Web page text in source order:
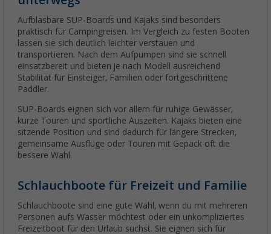
Aufblasbare SUP-Boards und Kajaks sind besonders
praktisch für Campingreisen. Im Vergleich zu festen Booten
lassen sie sich deutlich leichter verstauen und
transportieren. Nach dem Aufpumpen sind sie schnell
einsatzbereit und bieten je nach Modell ausreichend
Stabilität für Einsteiger, Familien oder fortgeschrittene
Paddler.
SUP-Boards eignen sich vor allem für ruhige Gewässer,
kurze Touren und sportliche Auszeiten. Kajaks bieten eine
sitzende Position und sind dadurch für längere Strecken,
gemeinsame Ausflüge oder Touren mit Gepäck oft die
bessere Wahl.
Schlauchboote für Freizeit und Familie
Schlauchboote sind eine gute Wahl, wenn du mit mehreren
Personen aufs Wasser möchtest oder ein unkompliziertes
Freizeitboot für den Urlaub suchst. Sie eignen sich für